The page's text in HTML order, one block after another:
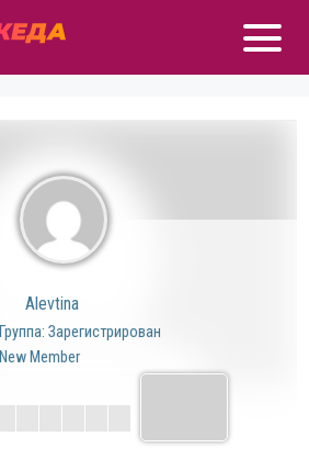
Alevtina
Группа: Зарегистрирован
New Member